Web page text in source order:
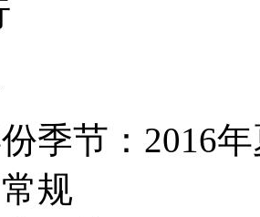
份季节：2016
规